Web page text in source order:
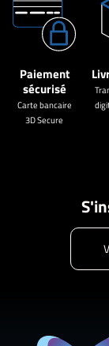
Paiement
sécurisé
Carte bancaire
3D Secure